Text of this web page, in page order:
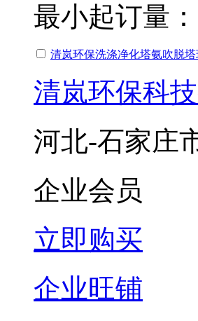
最小起订量：
清岚环保洗涤净化塔氨吹脱
清岚环保科
河北-石家庄
企业会员
立即购买
企业旺铺